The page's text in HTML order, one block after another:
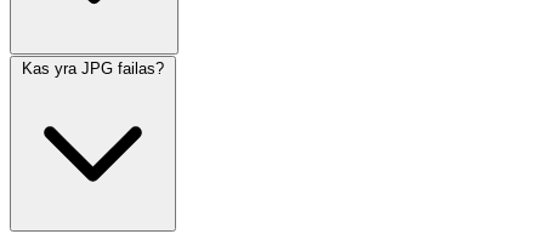
Kas yra JPG failas?